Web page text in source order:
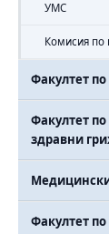
УМС
Комисия по
Факултет
Факултет
здравни
Факултет